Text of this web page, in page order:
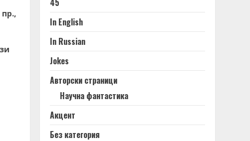
45
In English
In Russian
Jokes
Авторски страници
Научна фантастика
Акцент
Без категория